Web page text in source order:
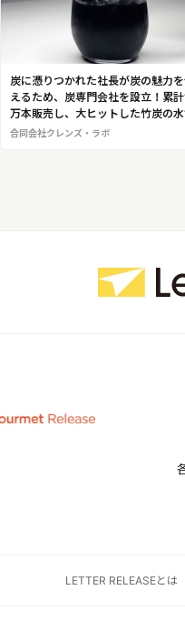
炭に憑りつかれた社長が炭の魅力
えるため、炭専門会社を設立！累
万本販売し、大ヒットした竹炭の水
ャコールウォーター”を開発「合同会
合同会社クレンズ・ラボ
LETTER RELEASEとは